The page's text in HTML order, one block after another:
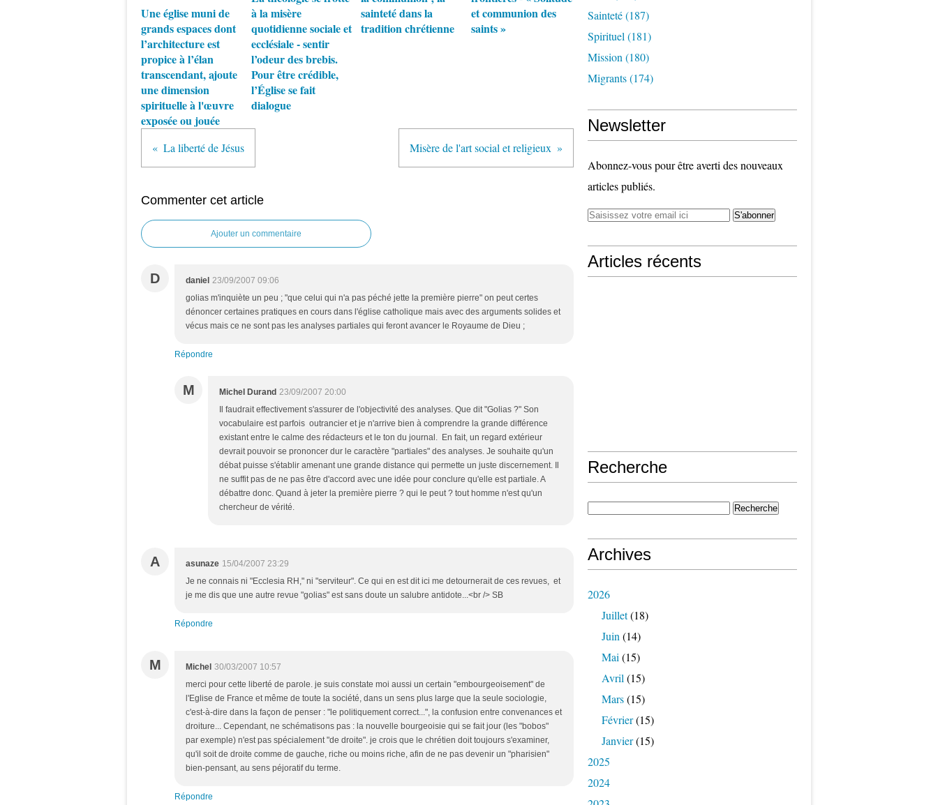
Une église muni de
grands espaces dont
l’architecture est
propice à l’élan
transcendant, ajoute
une dimension
spirituelle à l'œuvre
exposée ou jouée
à la misère
quotidienne sociale et
ecclésiale - sentir
l’odeur des brebis.
Pour être crédible,
l’Église se fait
dialogue
sainteté dans la
tradition chrétienne
et communion des
saints »
La liberté de Jésus Misère de l'art social et religieux
Commenter cet article
Ajouter un commentaire
D daniel 23/09/2007 09:06
golias m'inquiète un peu ; "que celui qui n'a pas péché jette la première pierre" on peut certes
dénoncer certaines pratiques en cours dans l'église catholique mais avec des arguments solides et
vécus mais ce ne sont pas les analyses partiales qui feront avancer le Royaume de Dieu ;
Répondre
M Michel Durand 23/09/2007 20:00
Il faudrait effectivement s'assurer de l'objectivité des analyses. Que dit "Golias ?" Son
vocabulaire est parfois outrancier et je n'arrive bien à comprendre la grande différence
existant entre le calme des rédacteurs et le ton du journal. En fait, un regard extérieur
devrait pouvoir se prononcer dur le caractère "partiales" des analyses. Je souhaite qu'un
débat puisse s'établir amenant une grande distance qui permette un juste discernement. Il
ne suffit pas de ne pas être d'accord avec une idée pour conclure qu'elle est partiale. A
débattre donc. Quand à jeter la première pierre ? qui le peut ? tout homme n'est qu'un
chercheur de vérité.
A asunaze 15/04/2007 23:29
Je ne connais ni "Ecclesia RH," ni "serviteur". Ce qui en est dit ici me detournerait de ces revues, et
je me dis que une autre revue "golias" est sans doute un salubre antidote...<br /> SB
Répondre
M Michel 30/03/2007 10:57
merci pour cette liberté de parole. je suis constate moi aussi un certain "embourgeoisement" de
l'Eglise de France et même de toute la société, dans un sens plus large que la seule sociologie,
c'est-à-dire dans la façon de penser : "le politiquement correct...", la confusion entre convenances et
droiture... Cependant, ne schématisons pas : la nouvelle bourgeoisie qui se fait jour (les "bobos"
par exemple) n'est pas spécialement "de droite". je crois que le chrétien doit toujours s'examiner,
qu'il soit de droite comme de gauche, riche ou moins riche, afin de ne pas devenir un "pharisien"
bien-pensant, au sens péjoratif du terme.
Répondre
Sainteté(187)
Spirituel (181)
Mission (180)
Migrants(174)
Newsletter
Abonnez-vous pour être averti des nouveaux
articles publiés.
Articles récents
Recherche
Archives
2026
Juillet(18)
Juin (14)
Mai (15)
Avril (15)
Mars(15)
Février(15)
Janvier(15)
2025
2024